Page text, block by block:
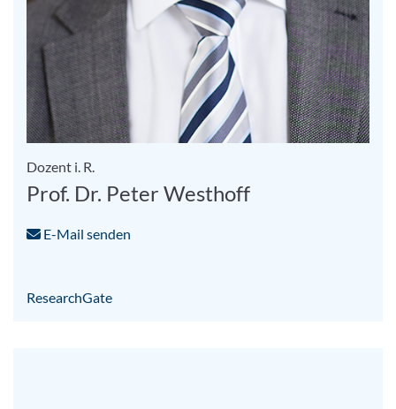
Dozent i. R.
Prof. Dr. Peter Westhoff
E-Mail senden
ResearchGate